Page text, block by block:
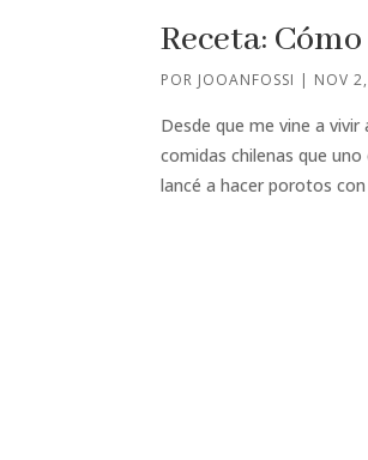
Receta:
POR JOOANFOSSI | NOV
Desde que me vine a
comidas chilenas que
lancé a hacer porotos